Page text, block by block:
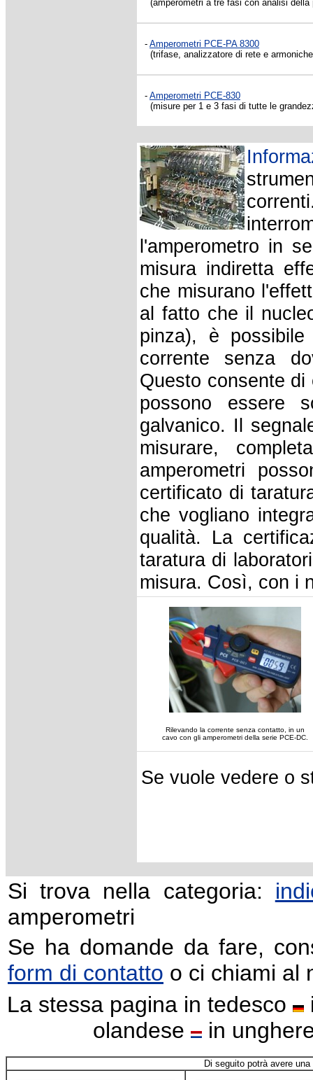
(amperometri a tre fasi con analisi
- Amperometri PCE-PA 8300
(trifase, analizzatore di rete e
- Amperometri PCE-830
(misure per 1 e 3 fasi di tutte le
l'amperometro in
misura indiretta
che misurano
al fatto che il
pinza), è
corrente senza
Questo consente
possono essere
galvanico. Il
misurare,
amperometri
certificato di
che vogliano
qualità. La
taratura di
misura. Così, con i
Rilevando la corrente senza contatto, in un
cavo con gli amperometri della serie PCE-DC.
Se vuole vedere o
Si trova nella categoria:
amperometri
Se ha domande da fare,
form di contatto o ci chiami al
La stessa pagina in tedesco
olandese
in
Di seguito potrà avere